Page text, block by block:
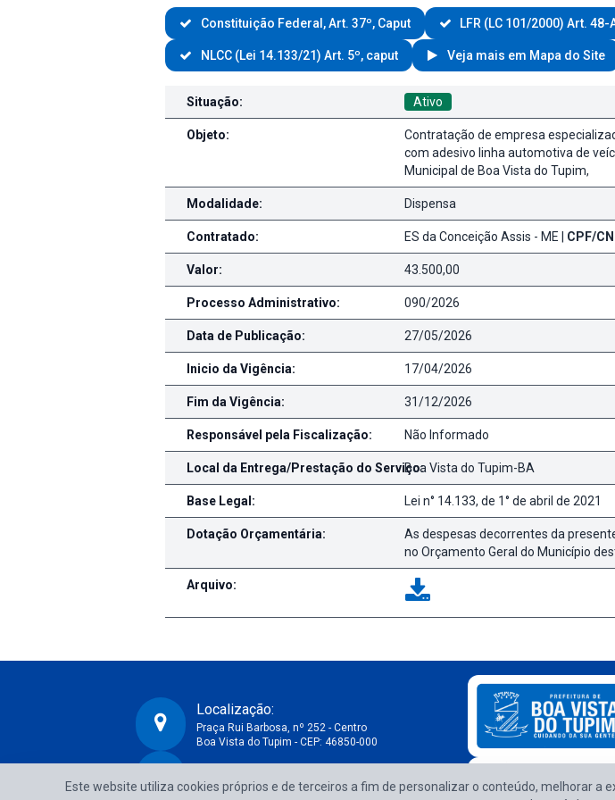
Constituição Federal, Art. 37º, Caput LFR (LC 101/2000) Art. 48-
NLCC (Lei 14.133/21) Art. 5º, caput Veja mais em Mapa do Site
Contratações/Compras diteras
Situação: Ativo
Objeto:
Contratação de empresa
com adesivo linha automotiva de
Municipal de Boa Vista do Tupim,
Modalidade: Dispensa
Contratado: ES da Conceição Assis - ME | CPF/
Valor: 43.500,00
Processo Administrativo: 090/2026
Data de Publicação: 27/05/2026
Inicio da Vigência: 17/04/2026
Fim da Vigência: 31/12/2026
Responsável pela Fiscalização: Não Informado
Local da Entrega/Prestação do Serviço:Boa Vista do Tupim-BA
Base Legal: Lei n° 14.133, de 1° de abril de 2021
Dotação Orçamentária:
As despesas decorrentes da
no Orçamento Geral do Município
Arquivo:
Localização:
Praça Rui Barbosa, nº 252 - Centro
Boa Vista do Tupim - CEP: 46850-000
13.718.176/0001-25
Este website utiliza cookies próprios e de terceiros a fim de personalizar o conteúdo, melhorar